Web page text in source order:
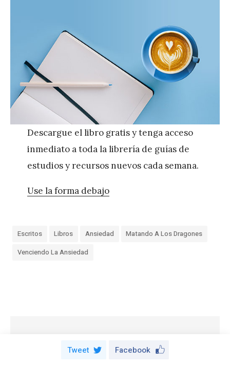
Descargue el libro gratis y tenga acceso
inmediato a toda la librería de guías de
estudios y recursos nuevos cada semana.
Use la forma debajo
Escritos Libros Ansiedad
Matando A Los Dragones
Venciendo La Ansiedad
Tweet Facebook